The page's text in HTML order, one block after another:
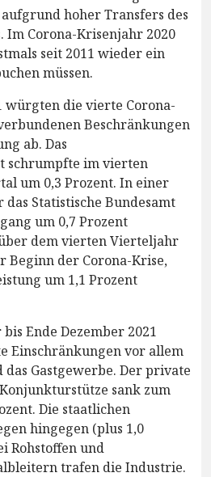
hoher Transfers des
Im Corona-Krisenjahr 2020
seit 2011 wieder ein
müssen.
würgten die vierte Corona-
Beschränkungen
ab. Das
schrumpfte im vierten
um 0,3 Prozent. In einer
Statistische Bundesamt
um 0,7 Prozent
dem vierten Vierteljahr
Beginn der Corona-Krise,
um 1,1 Prozent
Ende Dezember 2021
Einschränkungen vor allem
Gastgewerbe. Der private
sank zum
Die staatlichen
hingegen (plus 1,0
Rohstoffen und
trafen die Industrie.